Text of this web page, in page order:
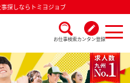
探しならトミヨジョブ
お仕事検索カンタン登録